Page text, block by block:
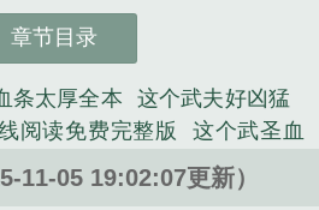
炮新与旧的力量不断碰撞大争
章节目录
条太厚全本
这个武夫好凶猛
阅读免费完整版
这个武圣血
这个武圣血条太厚 这个武圣
圣血条太厚全集txt免费 这个武
11-05 19:02:07更新）